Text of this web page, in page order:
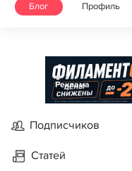
Блог Профиль
Реклама
Подписчиков
Статей